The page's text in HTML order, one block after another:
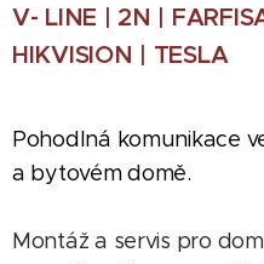
V- LINE | 2N |
HIKVISION | TESLA
Pohodlná komunikace
a bytovém domě.
Montáž a servis pro